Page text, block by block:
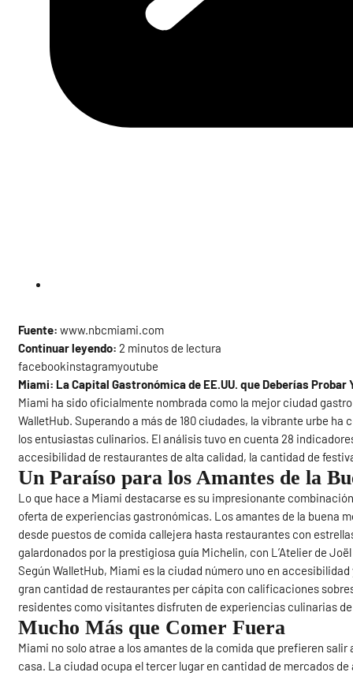
Fuente:www.nbcmiami.com
Continuar leyendo: 2 minutos de lectura
facebookinstagramyoutube
Miami: La Capital Gastronómica de EE.UU. que Deberías Probar
Miami ha sido oficialmente nombrada como la mejor ciudad
WalletHub. Superando a más de 180 ciudades, la vibrante urbe
los entusiastas culinarios. El análisis tuvo en cuenta 28
accesibilidad de restaurantes de alta calidad, la cantidad de
Un Paraíso para los Amantes de la
Lo que hace a Miami destacarse es su impresionante
oferta de experiencias gastronómicas. Los amantes de la buena
desde puestos de comida callejera hasta restaurantes con
galardonados por la prestigiosa guía Michelin, con L’Atelier de
Según WalletHub, Miami es la ciudad número uno en
gran cantidad de restaurantes per cápita con calificaciones
residentes como visitantes disfruten de experiencias culinarias
Mucho Más que Comer Fuera
Miami no solo atrae a los amantes de la comida que prefieren
casa. La ciudad ocupa el tercer lugar en cantidad de mercados